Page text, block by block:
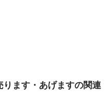
ます・あげますの関連